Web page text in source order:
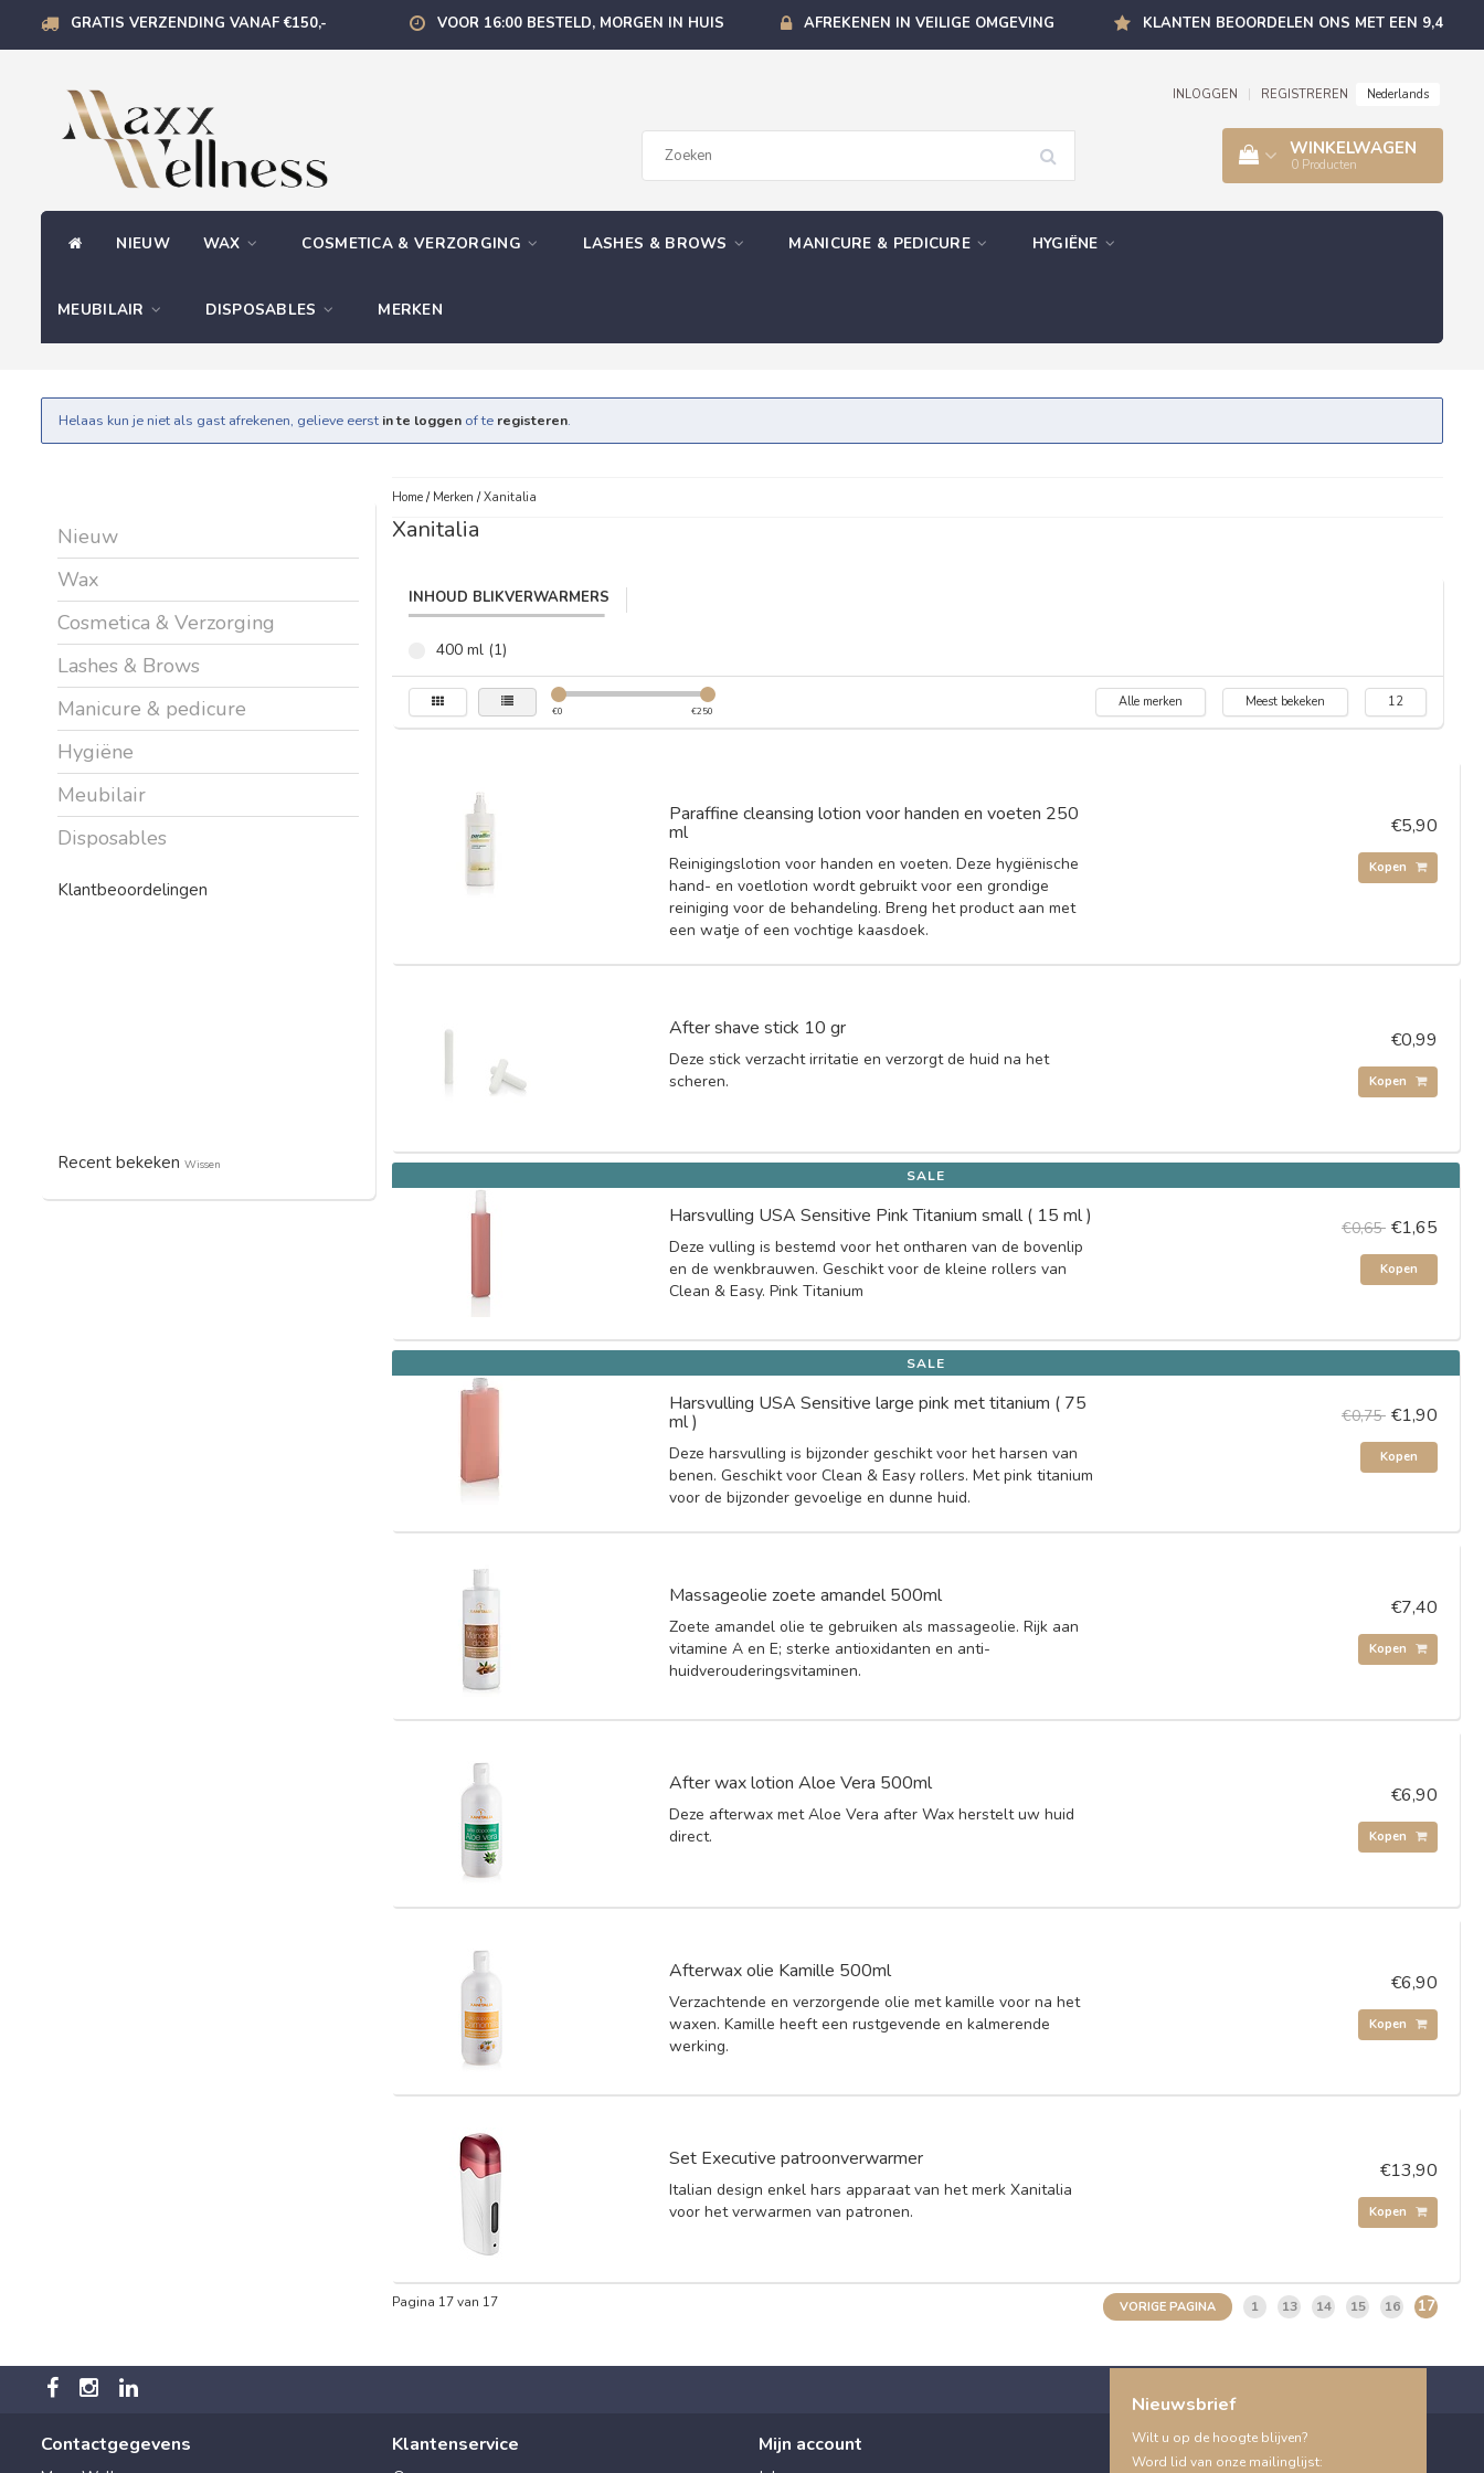
GRATIS VERZENDING VANAF €150,- VOOR 16:00 BESTELD, MORGEN IN HUIS AFREKENEN IN VEILIGE OMGEVING KLANTEN BEOORDELEN ONS MET EEN 9,4
INLOGGEN REGISTREREN Nederlands
WINKELWAGEN
0 Producten
NIEUW WAX COSMETICA & VERZORGING LASHES & BROWS MANICURE & PEDICURE HYGIËNE
MEUBILAIR DISPOSABLES MERKEN
Helaas kun je niet als gast afrekenen, gelieve eerst in te loggen of te registeren.
Nieuw
Wax
Cosmetica & Verzorging
Lashes & Brows
Manicure & pedicure
Hygiëne
Meubilair
Disposables
Klantbeoordelingen
Recent bekeken Wissen
Home/ Merken /Xanitalia
Xanitalia
INHOUD BLIKVERWARMERS
400 ml (1)
€0 €250
Alle merken Meest bekeken 12
Paraffine cleansing lotion voor handen en voeten 250
ml
Reinigingslotion voor handen en voeten. Deze hygiënische
hand- en voetlotion wordt gebruikt voor een grondige
reiniging voor de behandeling. Breng het product aan met
een watje of een vochtige kaasdoek.
€5,90
Kopen
After shave stick 10 gr
Deze stick verzacht irritatie en verzorgt de huid na het
scheren.
€0,99
Kopen
SALE
Harsvulling USA Sensitive Pink Titanium small ( 15 ml )
Deze vulling is bestemd voor het ontharen van de bovenlip
en de wenkbrauwen. Geschikt voor de kleine rollers van
Clean & Easy. Pink Titanium
€0,65 €1,65
Kopen
SALE
Harsvulling USA Sensitive large pink met titanium ( 75
ml )
Deze harsvulling is bijzonder geschikt voor het harsen van
benen. Geschikt voor Clean & Easy rollers. Met pink titanium
voor de bijzonder gevoelige en dunne huid.
€0,75 €1,90
Kopen
Massageolie zoete amandel 500ml
Zoete amandel olie te gebruiken als massageolie. Rijk aan
vitamine A en E; sterke antioxidanten en anti-
huidverouderingsvitaminen.
€7,40
Kopen
After wax lotion Aloe Vera 500ml
Deze afterwax met Aloe Vera after Wax herstelt uw huid
direct.
€6,90
Kopen
Afterwax olie Kamille 500ml
Verzachtende en verzorgende olie met kamille voor na het
waxen. Kamille heeft een rustgevende en kalmerende
werking.
€6,90
Kopen
Set Executive patroonverwarmer
Italian design enkel hars apparaat van het merk Xanitalia
voor het verwarmen van patronen.
€13,90
Kopen
Pagina 17 van 17 VORIGE PAGINA 1 13 14 15 16 17
Contactgegevens Klantenservice Mijn account
Nieuwsbrief
Wilt u op de hoogte blijven?
Word lid van onze mailinglijst: